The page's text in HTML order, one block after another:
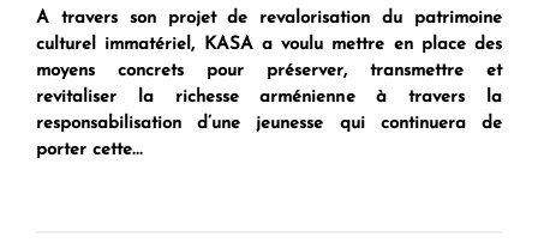
A travers son projet de revalorisation du patrimoine
culturel immatériel, KASA a voulu mettre en place des
moyens concrets pour préserver, transmettre et
revitaliser la richesse arménienne à travers la
responsabilisation d’une jeunesse qui continuera de
porter cette...